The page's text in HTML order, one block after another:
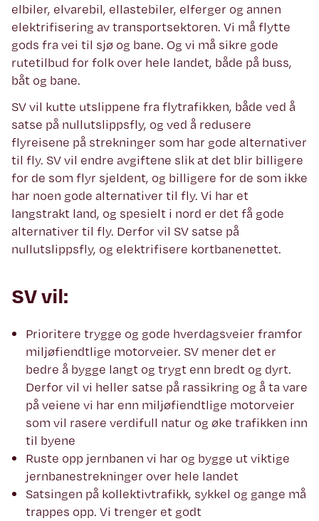
elbiler, elvarebil, ellastebiler, elferger og annen
elektrifisering av transportsektoren. Vi må flytte
gods fra vei til sjø og bane. Og vi må sikre gode
rutetilbud for folk over hele landet, både på buss,
båt og bane.
SV vil kutte utslippene fra flytrafikken, både ved å
satse på nullutslippsfly, og ved å redusere
flyreisene på strekninger som har gode alternativer
til fly. SV vil endre avgiftene slik at det blir billigere
for de som flyr sjeldent, og billigere for de som ikke
har noen gode alternativer til fly. Vi har et
langstrakt land, og spesielt i nord er det få gode
alternativer til fly. Derfor vil SV satse på
nullutslippsfly, og elektrifisere kortbanenettet.
SV vil:
Prioritere trygge og gode hverdagsveier framfor
miljøfiendtlige motorveier. SV mener det er
bedre å bygge langt og trygt enn bredt og dyrt.
Derfor vil vi heller satse på rassikring og å ta vare
på veiene vi har enn miljøfiendtlige motorveier
som vil rasere verdifull natur og øke trafikken inn
til byene
Ruste opp jernbanen vi har og bygge ut viktige
jernbanestrekninger over hele landet
Satsingen på kollektivtrafikk, sykkel og gange må
trappes opp. Vi trenger et godt